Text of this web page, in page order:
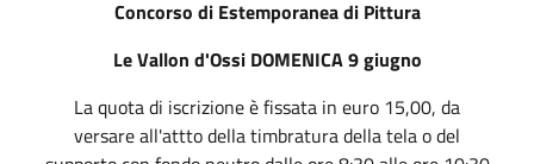
Concorso di Estemporanea di Pittura
Le Vallon d'Ossi DOMENICA 9 giugno
La quota di iscrizione è fissata in euro 15,00, da
versare all'attto della timbratura della tela o del